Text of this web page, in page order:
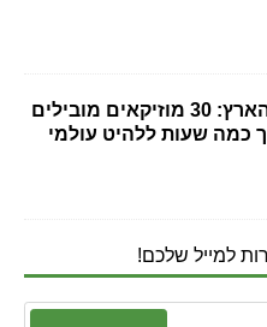
לכבוד יום כדור הארץ: 30 מוזיקאים מובילים
כמה שעות ללהיט עולמי
למייל שלכם!